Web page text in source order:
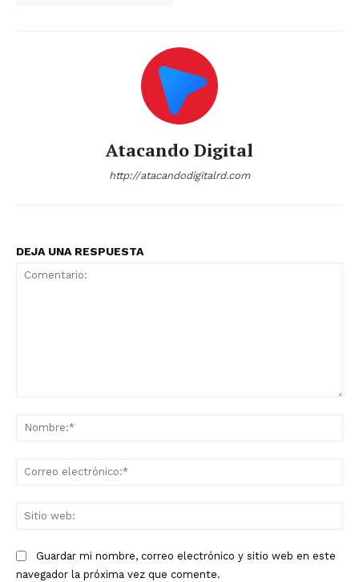
Atacando Digital
http://atacandodigitalrd.com
DEJA UNA RESPUESTA
Guardar mi nombre, correo electrónico y sitio web en este
navegador la próxima vez que comente.